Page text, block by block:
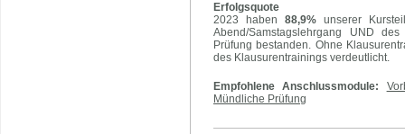
Erfolgsquote
2023 haben 88,9% unserer
Abend/Samstagslehrgang UND
Prüfung bestanden. Ohne
des Klausurentrainings verdeutlicht.
Empfohlene Anschlussmodule:
Mündliche Prüfung